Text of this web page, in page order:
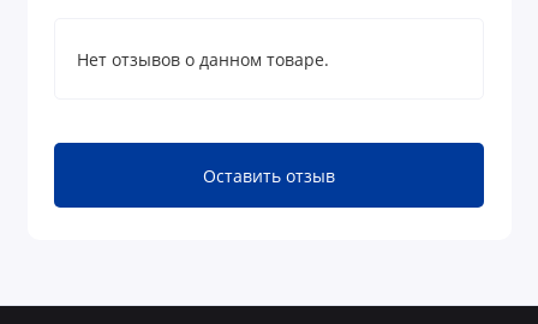
Нет отзывов о данном товаре.
Оставить отзыв